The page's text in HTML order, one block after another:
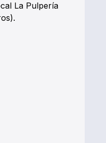
La Pulpería